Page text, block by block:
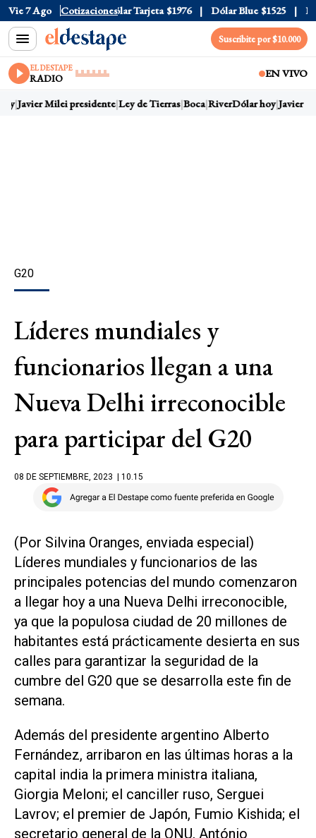
Vie 7 Ago Cotizaciones
Oficial $1520 Dólar Tarjeta $1976 Dólar Blue $1525
Suscribite por $10.000
EL DESTAPE
RADIO EN VIVO
Javier Milei presidente Ley de Tierras Boca RiverDólar hoy Javier
G20
Líderes mundiales y
funcionarios llegan a una
Nueva Delhi irreconocible
para participar del G20
08 DE SEPTIEMBRE, 2023 | 10.15
(Por Silvina Oranges, enviada especial)
Líderes mundiales y funcionarios de las
principales potencias del mundo comenzaron
a llegar hoy a una Nueva Delhi irreconocible,
ya que la populosa ciudad de 20 millones de
habitantes está prácticamente desierta en sus
calles para garantizar la seguridad de la
cumbre del G20 que se desarrolla este fin de
semana.
Además del presidente argentino Alberto
Fernández, arribaron en las últimas horas a la
capital india la primera ministra italiana,
Giorgia Meloni; el canciller ruso, Serguei
Lavrov; el premier de Japón, Fumio Kishida; el
secretario general de la ONU, António